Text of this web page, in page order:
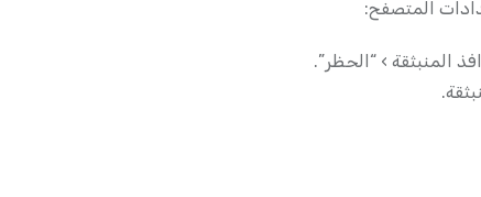
المتصفح:
المنبثقة › “الحظر”.